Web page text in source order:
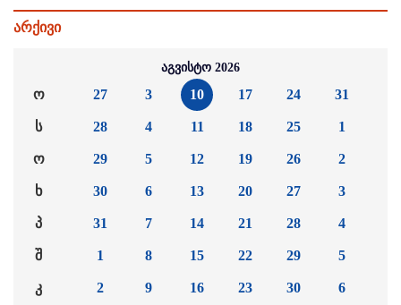
არქივი
აგვისტო 2026
ო
ს
ო
ხ
პ
შ
კ
27
28
29
30
31
1
2
3
4
5
6
7
8
9
10
11
12
13
14
15
16
17
18
19
20
21
22
23
24
25
26
27
28
29
30
31
1
2
3
4
5
6